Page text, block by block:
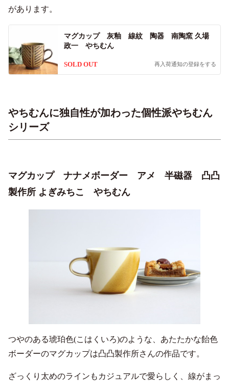
があります。
マグカップ 灰釉 線紋 陶器 南陶窯 久場
政一 やちむん
SOLD OUT 再入荷通知の登録をする
やちむんに独自性が加わった個性派やちむん
シリーズ
マグカップ ナナメボーダー アメ 半磁器 凸凸
製作所 よぎみちこ やちむん
つやのある琥珀色(こはくいろ)のような、あたたかな飴色
ボーダーのマグカップは凸凸製作所さんの作品です。
ざっくり太めのラインもカジュアルで愛らしく、線がまっ